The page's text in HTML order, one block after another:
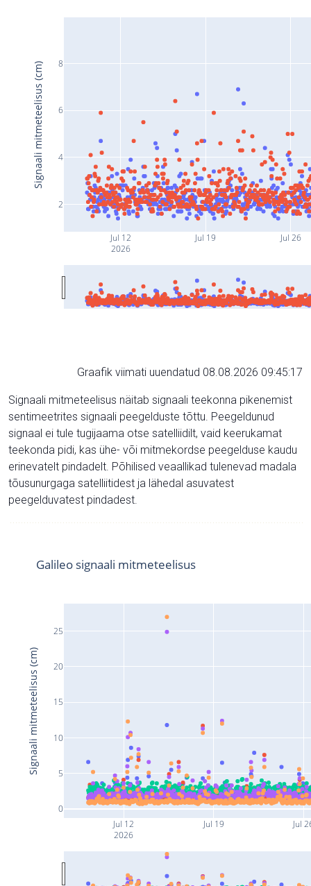
Jul 12
2026
Jul 19 Jul 26
2
4
6
8
Signaali mitmeteelisus (cm)
Graafik viimati uuendatud 08.08.2026 09:45:17
Signaali mitmeteelisus näitab signaali teekonna pikenemist
sentimeetrites signaali peegelduste tõttu. Peegeldunud
signaal ei tule tugijaama otse satelliidilt, vaid keerukamat
teekonda pidi, kas ühe- või mitmekordse peegelduse kaudu
erinevatelt pindadelt. Põhilised veaallikad tulenevad madala
tõusunurgaga satelliitidest ja lähedal asuvatest
peegelduvatest pindadest.
Jul 12
2026
Jul 19 Jul
0
5
10
15
20
25
Galileo signaali mitmeteelisus
Signaali mitmeteelisus (cm)